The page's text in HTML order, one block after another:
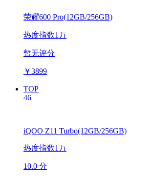
荣耀600 Pro(12GB/256GB)
热度指数1万
暂无评分
￥3899
TOP
46
iQOO Z11 Turbo(12GB/256GB)
热度指数1万
10.0 分